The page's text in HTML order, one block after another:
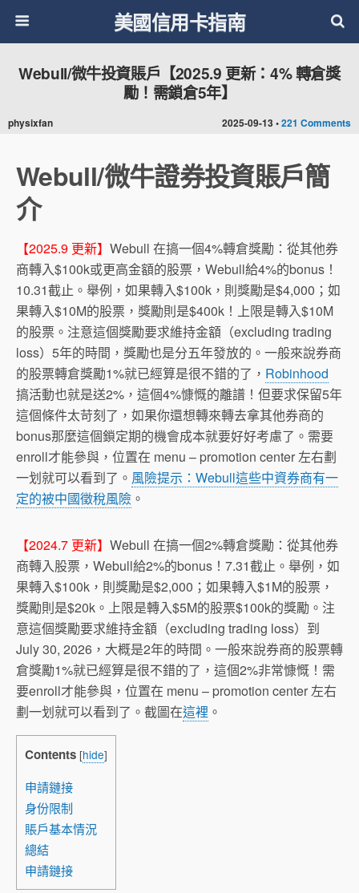
美國信用卡指南
2025-09-13 •221 Comments
Webull/微牛投資賬戶【2025.9 更新：4% 轉倉獎
勵！需鎖倉5年】
physixfan
Webull/微牛證券投資賬戶簡
介
【2025.9 更新】 Webull 在搞一個4%轉倉獎勵：從其他券
商轉入$100k或更高金額的股票，Webull給4%的bonus！
10.31截止。舉例，如果轉入$100k，則獎勵是$4,000；如
果轉入$10M的股票，獎勵則是$400k！上限是轉入$10M
的股票。注意這個獎勵要求維持金額（excluding trading
loss）5年的時間，獎勵也是分五年發放的。一般來說券商
的股票轉倉獎勵1%就已經算是很不錯的了， Robinhood
搞活動也就是送2%，這個4%慷慨的離譜！但要求保留5年
這個條件太苛刻了，如果你還想轉來轉去拿其他券商的
bonus那麼這個鎖定期的機會成本就要好好考慮了。需要
enroll才能參與，位置在 menu – promotion center 左右劃
一划就可以看到了。 風險提示：Webull這些中資券商有一
定的被中國徵稅風險 。
【2024.7 更新】 Webull 在搞一個2%轉倉獎勵：從其他券
商轉入股票，Webull給2%的bonus！7.31截止。舉例，如
果轉入$100k，則獎勵是$2,000；如果轉入$1M的股票，
獎勵則是$20k。上限是轉入$5M的股票$100k的獎勵。注
意這個獎勵要求維持金額（excluding trading loss）到
July 30, 2026，大概是2年的時間。一般來說券商的股票轉
倉獎勵1%就已經算是很不錯的了，這個2%非常慷慨！需
要enroll才能參與，位置在 menu – promotion center 左右
劃一划就可以看到了。截圖在這裡 。
Contents [hide]
申請鏈接
身份限制
賬戶基本情況
總結
申請鏈接